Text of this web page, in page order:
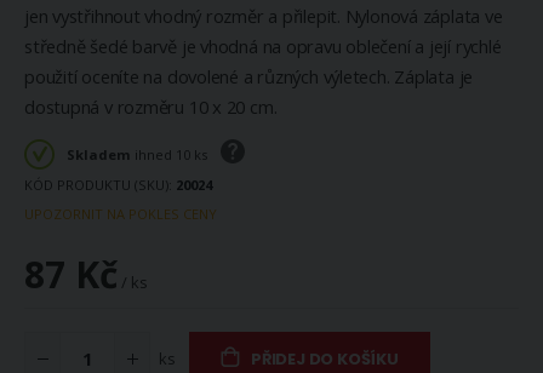
jen vystřihnout vhodný rozměr a přilepit. Nylonová záplata ve
středně šedé barvě je vhodná na opravu oblečení a její rychlé
použití oceníte na dovolené a různých výletech. Záplata je
dostupná v rozměru 10 x 20 cm.
Skladem ihned 10 ks
KÓD PRODUKTU (SKU) 20024
UPOZORNIT NA POKLES CENY
87 Kč / ks
ks PŘIDEJ DO KOŠÍKU